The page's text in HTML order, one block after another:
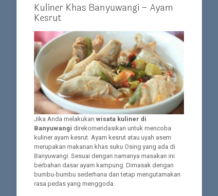
Kuliner Khas Banyuwangi – Ayam
Kesrut
Jika Anda melakukan wisata kuliner di
Banyuwangi direkomendasikan untuk mencoba
kuliner ayam kesrut. Ayam kesrut atau uyah asem
merupakan makanan khas suku Osing yang ada di
Banyuwangi. Sesuai dengan namanya masakan ini
berbahan dasar ayam kampung. Dimasak dengan
bumbu-bumbu sederhana dan tetap mengutamakan
rasa pedas yang menggoda.